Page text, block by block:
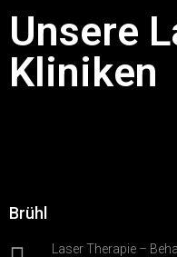
Unsere
Kliniken
Brühl
Laser Therapie –